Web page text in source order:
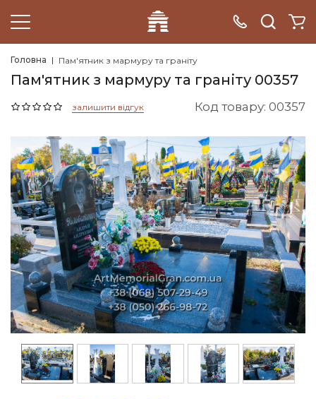
Головна Пам'ятник з мармуру та граніту
Пам'ятник з мармуру та граніту 00357
залишити відгук Код товару: 00357